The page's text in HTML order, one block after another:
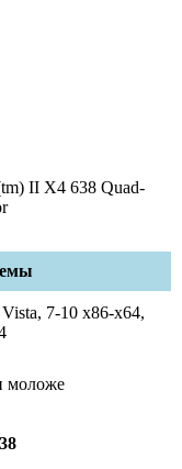
II X4 638 Quad-
7-10 x86-x64,
моложе